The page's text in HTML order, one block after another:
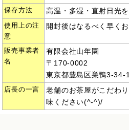
保存方法 高温・多湿・直射日光
使用上の注
意
開封後はなるべく早く
販売事業者
名
有限会社山年園
〒170-0002
東京都豊島区巣鴨3-34-1
店長の一言
老舗のお茶屋がこだわ
味ください(^-^)/